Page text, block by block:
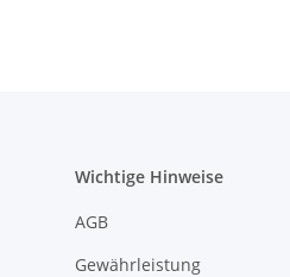
Wichtige Hinweise
AGB
Gewährleistung